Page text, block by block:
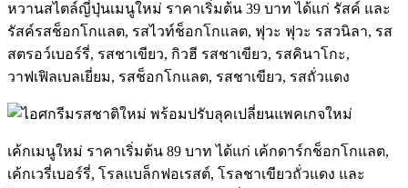
หวานสไตล์ญี่ปุ่นเมนูใหม่ ราคาเริ่มต้น 39 บาท ได้แก่ รัสค์ และ
รัสค์รสช็อกโกแลต, รสไวท์ช็อกโกแลต, ฟุวะ ฟุวะ รสวนิลา, รส
สตรอว์เบอร์รี่, รสชาเขียว, กิวฮี รสชาเขียว, รสคินาโกะ,
วาฟเฟิลเบลเยี่ยม, รสช็อกโกแลต, รสชาเขียว, รสถั่วแดง
เค้กเมนูใหม่ ราคาเริ่มต้น 89 บาท ได้แก่ เค้กดาร์กช็อกโกแลต,
เค้กเวรี่เบอร์รี่, โรลแบล็กฟอเรสต์, โรลชาเขียวถั่วแดง และ